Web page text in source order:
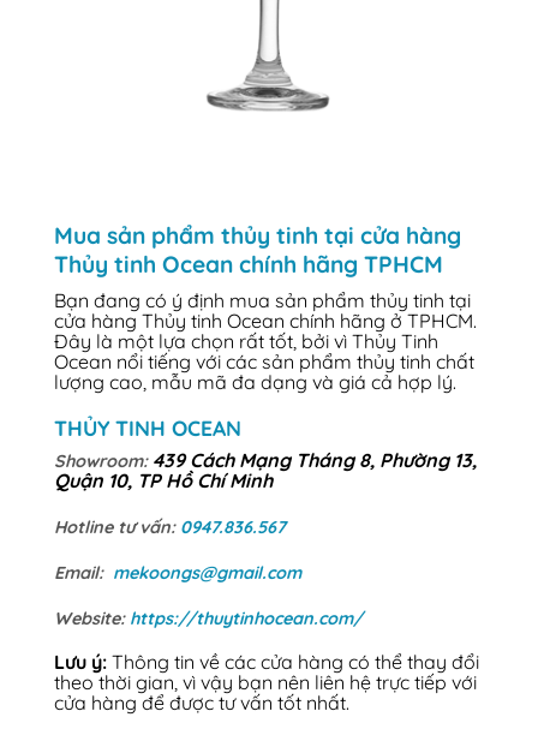
Mua sản phẩm thủy tinh tại cửa hàng
Thủy tinh Ocean chính hãng TPHCM
Bạn đang có ý định mua sản phẩm thủy tinh tại
cửa hàng Thủy tinh Ocean chính hãng ở TPHCM.
Đây là một lựa chọn rất tốt, bởi vì Thủy Tinh
Ocean nổi tiếng với các sản phẩm thủy tinh chất
lượng cao, mẫu mã đa dạng và giá cả hợp lý.
THỦY TINH OCEAN
Showroom: 439 Cách Mạng Tháng 8, Phường 13,
Quận 10, TP Hồ Chí Minh
Hotline tư vấn: 0947.836.567
Email: mekoongs@gmail.com
Website: https://thuytinhocean.com/
Lưu ý: Thông tin về các cửa hàng có thể thay đổi
theo thời gian, vì vậy bạn nên liên hệ trực tiếp với
cửa hàng để được tư vấn tốt nhất.